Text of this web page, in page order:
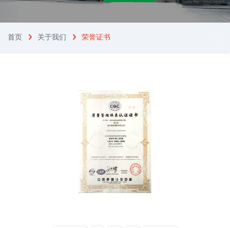
首页 chevron_right
关于我们 荣誉证书
z9